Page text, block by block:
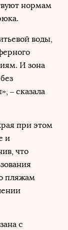
нормам
воды,
И зона
– сказала
при этом
и
что
пляжам
с